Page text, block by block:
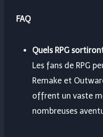
FAQ
Quels RPG
Les fans de RPG
Remake et
offrent un vaste
nombreuses